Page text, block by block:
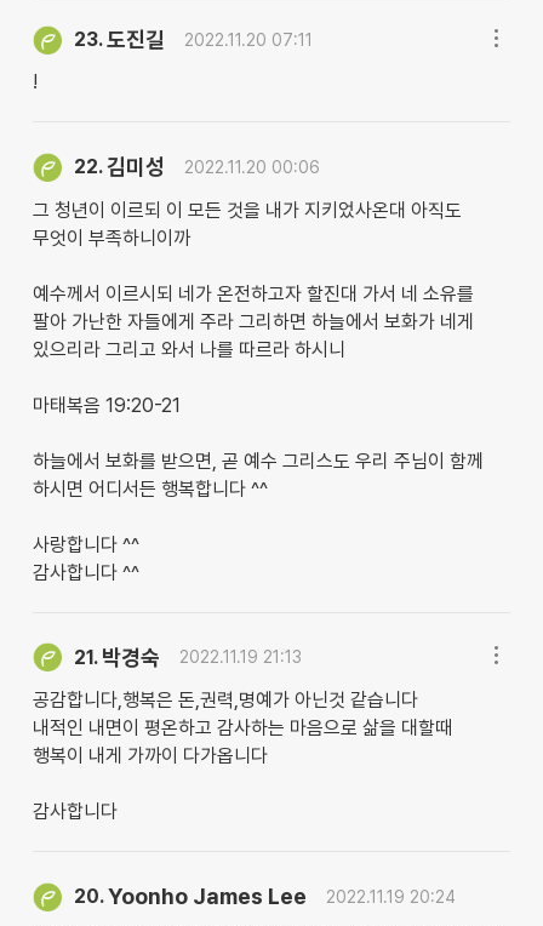
23.도진길 2022.11.20 07:11
!
22.김미성 2022.11.20 00:06
그 청년이 이르되 이 모든 것을 내가 지키었사온대 아직도
무엇이 부족하니이까
예수께서 이르시되 네가 온전하고자 할진대 가서 네 소유를
팔아 가난한 자들에게 주라 그리하면 하늘에서 보화가 네게
있으리라 그리고 와서 나를 따르라 하시니
마태복음 19:20-21
하늘에서 보화를 받으면, 곧 예수 그리스도 우리 주님이 함께
하시면 어디서든 행복합니다 ^^
사랑합니다 ^^
감사합니다 ^^
21. 박경숙 2022.11.19 21:13
공감합니다,행복은 돈,권력,명예가 아닌것 같습니다
내적인 내면이 평온하고 감사하는 마음으로 삶을 대할때
행복이 내게 가까이 다가옵니다
감사합니다
20.Yoonho James Lee 2022.11.19 20:24